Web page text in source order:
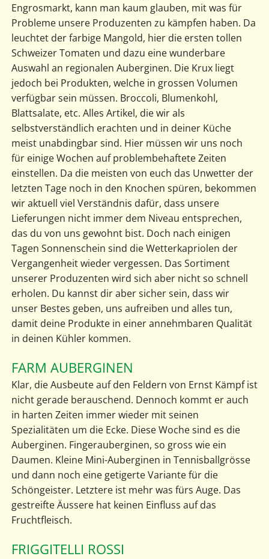
Engrosmarkt, kann man kaum glauben, mit was für
Probleme unsere Produzenten zu kämpfen haben. Da
leuchtet der farbige Mangold, hier die ersten tollen
Schweizer Tomaten und dazu eine wunderbare
Auswahl an regionalen Auberginen. Die Krux liegt
jedoch bei Produkten, welche in grossen Volumen
verfügbar sein müssen. Broccoli, Blumenkohl,
Blattsalate, etc. Alles Artikel, die wir als
selbstverständlich erachten und in deiner Küche
meist unabdingbar sind. Hier müssen wir uns noch
für einige Wochen auf problembehaftete Zeiten
einstellen. Da die meisten von euch das Unwetter der
letzten Tage noch in den Knochen spüren, bekommen
wir aktuell viel Verständnis dafür, dass unsere
Lieferungen nicht immer dem Niveau entsprechen,
das du von uns gewohnt bist. Doch nach einigen
Tagen Sonnenschein sind die Wetterkapriolen der
Vergangenheit wieder vergessen. Das Sortiment
unserer Produzenten wird sich aber nicht so schnell
erholen. Du kannst dir aber sicher sein, dass wir
unser Bestes geben, uns aufreiben und alles tun,
damit deine Produkte in einer annehmbaren Qualität
in deinen Kühler kommen.
FARM AUBERGINEN
Klar, die Ausbeute auf den Feldern von Ernst Kämpf ist
nicht gerade berauschend. Dennoch kommt er auch
in harten Zeiten immer wieder mit seinen
Spezialitäten um die Ecke. Diese Woche sind es die
Auberginen. Fingerauberginen, so gross wie ein
Daumen. Kleine Mini-Auberginen in Tennisballgrösse
und dann noch eine getigerte Variante für die
Schöngeister. Letztere ist mehr was fürs Auge. Das
gestreifte Äussere hat keinen Einfluss auf das
Fruchtfleisch.
FRIGGITELLI ROSSI